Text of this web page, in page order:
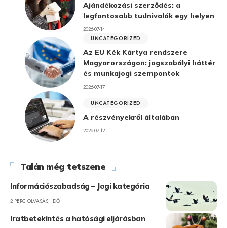
Ajándékozási szerződés: a
legfontosabb tudnivalók egy helyen
2026-07-14
UNCATEGORIZED
Az EU Kék Kártya rendszere
Magyarországon: jogszabályi háttér
és munkajogi szempontok
2026-07-17
UNCATEGORIZED
A részvényekről általában
2026-07-12
Talán még tetszene
Információszabadság – Jogi kategória
2 PERC OLVASÁSI IDŐ
Iratbetekintés a hatósági eljárásban